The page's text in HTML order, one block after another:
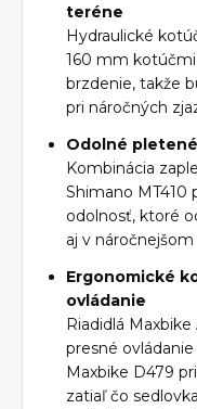
teréne
Hydraulické
160 mm
brzdenie, takže
pri náročných
Odolné pletené
Kombinácia
Shimano MT410
odolnosť, ktoré
aj v
Ergonomické
ovládanie
Riadidlá
presné
Maxbike D479
zatiaľ čo